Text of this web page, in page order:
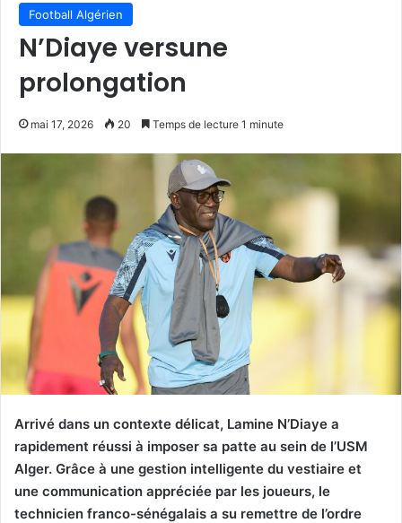
Football Algérien
N’Diaye versune
prolongation
mai 17, 2026 20 Temps de lecture 1 minute
Arrivé dans un contexte délicat, Lamine N’Diaye a
rapidement réussi à imposer sa patte au sein de l’USM
Alger. Grâce à une gestion intelligente du vestiaire et
une communication appréciée par les joueurs, le
technicien franco-sénégalais a su remettre de l’ordre